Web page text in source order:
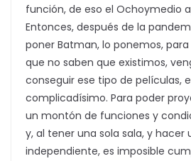
función, de eso el Ochoymedio
Entonces, después de la
poner Batman, lo ponemos,
que no saben que existimos,
conseguir ese tipo de películas,
complicadísimo. Para poder
un montón de funciones y
y, al tener una sola sala, y hacer
independiente, es imposible